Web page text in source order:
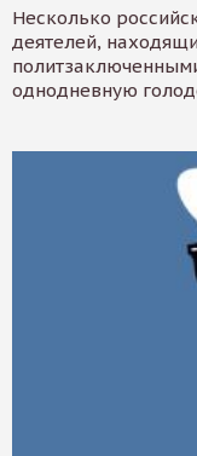
Несколько
деятелей,
однодневную